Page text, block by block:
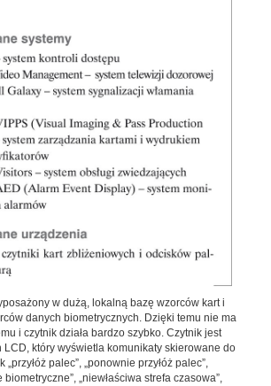
w dużą, lokalną bazę wzorców kart i
danych biometrycznych. Dzięki temu nie ma
i czytnik działa bardzo szybko. Czytnik jest
LCD, który wyświetla komunikaty skierowane do
palec”, „ponownie przyłóż palec”,
biometryczne”, „niewłaściwa strefa czasowa”,